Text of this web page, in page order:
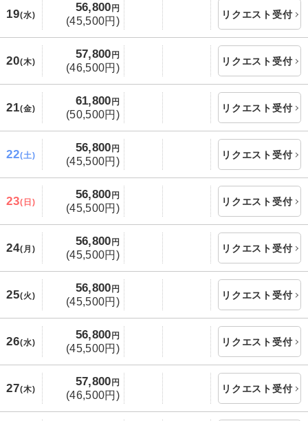
19(水)
56,800 円
(45,500円)
リクエスト受付
20(木)
57,800 円
(46,500円)
リクエスト受付
21(金)
61,800 円
(50,500円)
リクエスト受付
22(土)
56,800 円
(45,500円)
リクエスト受付
23(日)
56,800 円
(45,500円)
リクエスト受付
24(月)
56,800 円
(45,500円)
リクエスト受付
25(火)
56,800 円
(45,500円)
リクエスト受付
26(水)
56,800 円
(45,500円)
リクエスト受付
27(木)
57,800 円
(46,500円)
リクエスト受付